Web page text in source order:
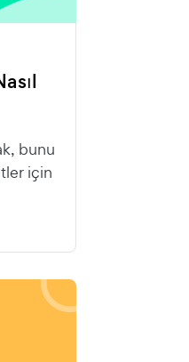
bunu
için